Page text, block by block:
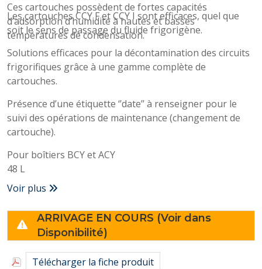
Ces cartouches possèdent de fortes capacités
d’adsorption d’humidité à hautes et basses
températures de condensation.
Les cartouches CCY F et CCY I sont efficaces, quel que
soit le sens de passage du fluide frigorigène.
Solutions efficaces pour la décontamination des circuits
frigorifiques grâce à une gamme complète de
cartouches.
Présence d’une étiquette ‘’date’’ à renseigner pour le
suivi des opérations de maintenance (changement de
cartouche).
Pour boîtiers BCY et ACY
48 L
Voir plus
ARRIVAGE EN COURS (Voir dans
Disponibilité)
Télécharger la fiche produit